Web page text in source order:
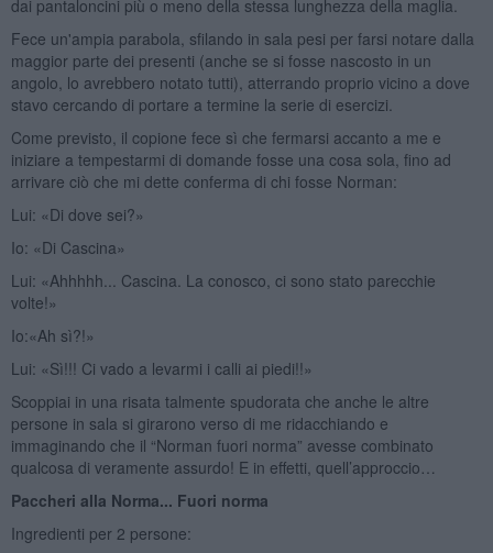
dai pantaloncini più o meno della stessa lunghezza della maglia.
Fece un'ampia parabola, sfilando in sala pesi per farsi notare dalla
maggior parte dei presenti (anche se si fosse nascosto in un
angolo, lo avrebbero notato tutti), atterrando proprio vicino a dove
stavo cercando di portare a termine la serie di esercizi.
Come previsto, il copione fece sì che fermarsi accanto a me e
iniziare a tempestarmi di domande fosse una cosa sola, fino ad
arrivare ciò che mi dette conferma di chi fosse Norman:
Lui: «Di dove sei?»
Io: «Di Cascina»
Lui: «Ahhhhh... Cascina. La conosco, ci sono stato parecchie
volte!»
Io:«Ah sì?!»
Lui: «Sì!!! Ci vado a levarmi i calli ai piedi!!»
Scoppiai in una risata talmente spudorata che anche le altre
persone in sala si girarono verso di me ridacchiando e
immaginando che il “Norman fuori norma” avesse combinato
qualcosa di veramente assurdo! E in effetti, quell’approccio…
Paccheri alla Norma... Fuori norma
Ingredienti per 2 persone: